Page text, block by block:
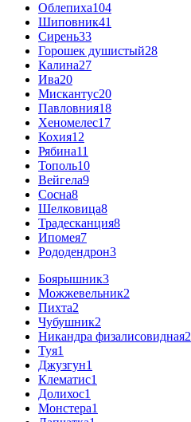
Облепиха104
Шиповник41
Сирень33
Горошек душистый28
Калина27
Ива20
Мискантус20
Павловния18
Хеномелес17
Кохия12
Рябина11
Тополь10
Вейгела9
Сосна8
Шелковица8
Традесканция8
Ипомея7
Рододендрон3
Боярышник3
Можжевельник2
Пихта2
Чубушник2
Никандра физалисовидная2
Туя1
Джузгун1
Клематис1
Долихос1
Монстера1